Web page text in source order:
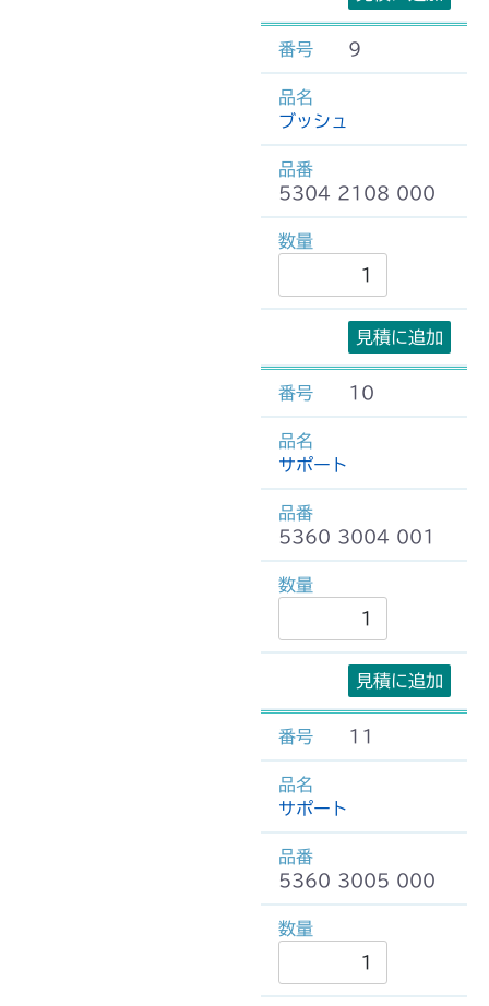
9
ブッシュ
5304 2108 000
見積に追加
10
サポート
5360 3004 001
見積に追加
11
サポート
5360 3005 000